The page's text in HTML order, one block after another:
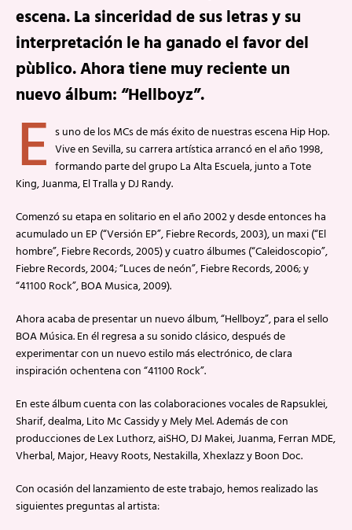
escena. La sinceridad de sus letras y su
interpretación le ha ganado el favor del
pùblico. Ahora tiene muy reciente un
nuevo álbum: “Hellboyz”.
E s uno de los MCs de más éxito de nuestras escena Hip Hop.
Vive en Sevilla, su carrera artística arrancó en el año 1998,
formando parte del grupo La Alta Escuela, junto a Tote
King, Juanma, El Tralla y DJ Randy.
Comenzó su etapa en solitario en el año 2002 y desde entonces ha
acumulado un EP (“Versión EP”, Fiebre Records, 2003), un maxi (“El
hombre”, Fiebre Records, 2005) y cuatro álbumes (“Caleidoscopio”,
Fiebre Records, 2004; “Luces de neón”, Fiebre Records, 2006; y
“41100 Rock”, BOA Musica, 2009).
Ahora acaba de presentar un nuevo álbum, “Hellboyz”, para el sello
BOA Música. En él regresa a su sonido clásico, después de
experimentar con un nuevo estilo más electrónico, de clara
inspiración ochentena con “41100 Rock”.
En este álbum cuenta con las colaboraciones vocales de Rapsuklei,
Sharif, dealma, Lito Mc Cassidy y Mely Mel. Además de con
producciones de Lex Luthorz, aiSHO, DJ Makei, Juanma, Ferran MDE,
Vherbal, Major, Heavy Roots, Nestakilla, Xhexlazz y Boon Doc.
Con ocasión del lanzamiento de este trabajo, hemos realizado las
siguientes preguntas al artista: